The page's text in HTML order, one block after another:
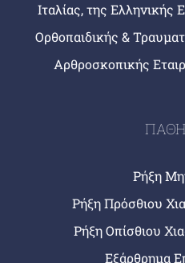
Ιταλίας, της Ελληνικής
Ορθοπαιδικής &
Αρθροσκοπικής
Ρήξη
Ρήξη Πρόσθιου
Ρήξη Οπίσθιου
Εξάρθρημα